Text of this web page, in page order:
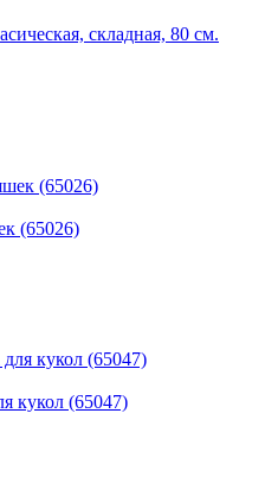
складная, 80 см.
(65026)
кукол (65047)